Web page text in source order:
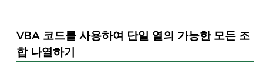
VBA 코드를 사용하여 단일 열의 가능한 모든 조
합 나열하기